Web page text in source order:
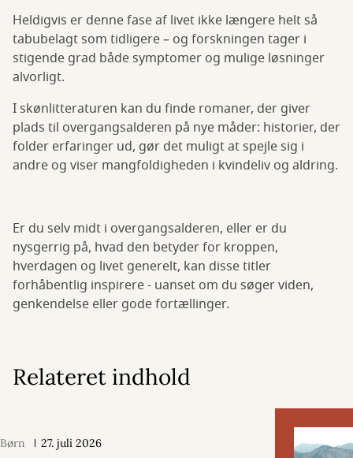
Heldigvis er denne fase af livet ikke længere helt så
tabubelagt som tidligere – og forskningen tager i
stigende grad både symptomer og mulige løsninger
alvorligt.
I skønlitteraturen kan du finde romaner, der giver
plads til overgangsalderen på nye måder: historier, der
folder erfaringer ud, gør det muligt at spejle sig i
andre og viser mangfoldigheden i kvindeliv og aldring.
Er du selv midt i overgangsalderen, eller er du
nysgerrig på, hvad den betyder for kroppen,
hverdagen og livet generelt, kan disse titler
forhåbentlig inspirere - uanset om du søger viden,
genkendelse eller gode fortællinger.
Relateret indhold
Børn 27. juli 2026